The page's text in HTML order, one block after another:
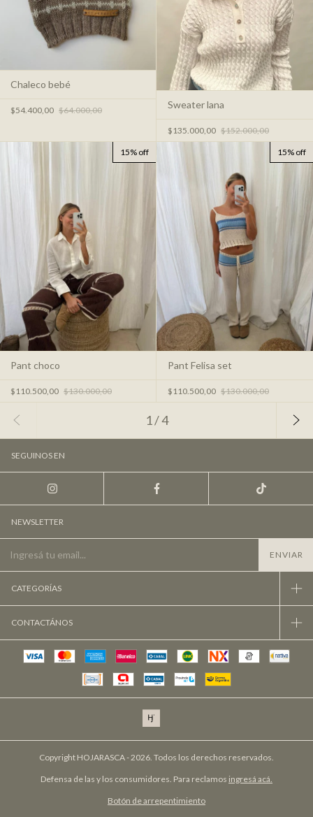
Chaleco bebé
$54.400,00 $64.000,00 Sweater lana
$135.000,00 $152.000,00
15% off
Pant choco
$110.500,00 $130.000,00
15% off
Pant Felisa set
$110.500,00 $130.000,00
1 /4
SEGUINOS EN
NEWSLETTER
CATEGORÍAS
CONTACTÁNOS
Copyright HOJARASCA - 2026. Todos los derechos reservados.
Defensa de las y los consumidores. Para reclamos ingresá acá.
Botón de arrepentimiento